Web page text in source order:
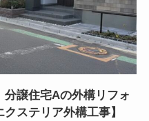
分譲住宅Aの外構リフォ
ステリア外構工事】